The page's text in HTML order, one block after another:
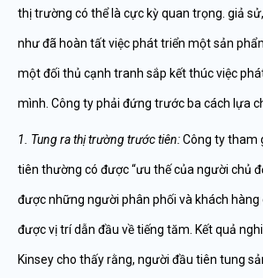
thị trường có thể là cực kỳ quan trọng. giả
như đã hoàn tất việc phát triển một sản
một đối thủ cạnh tranh sắp kết thúc việc
mình. Công ty phải đứng trước ba cách lựa
1. Tung ra thịtrường trước tiên:Công ty tham
tiên thường có được “ưu thế của người chủ
được những người phân phối và khách hàng
được vị trí dẫn đầu về tiếng tăm. Kết quả
Kinsey cho thấy rằng, người đầu tiên tung